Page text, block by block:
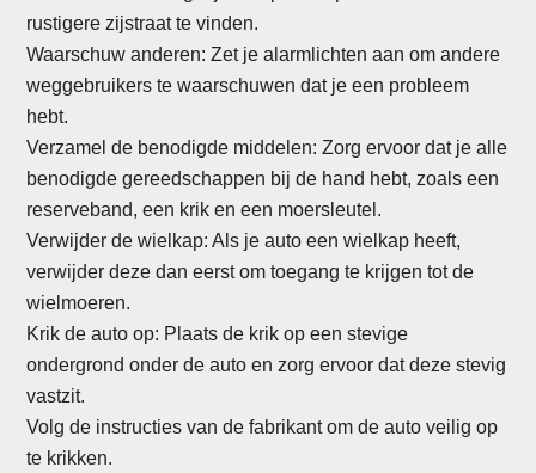
rustigere zijstraat te vinden.
Waarschuw anderen: Zet je alarmlichten aan om andere
weggebruikers te waarschuwen dat je een probleem
hebt.
Verzamel de benodigde middelen: Zorg ervoor dat je alle
benodigde gereedschappen bij de hand hebt, zoals een
reserveband, een krik en een moersleutel.
Verwijder de wielkap: Als je auto een wielkap heeft,
verwijder deze dan eerst om toegang te krijgen tot de
wielmoeren.
Krik de auto op: Plaats de krik op een stevige
ondergrond onder de auto en zorg ervoor dat deze stevig
vastzit.
Volg de instructies van de fabrikant om de auto veilig op
te krikken.